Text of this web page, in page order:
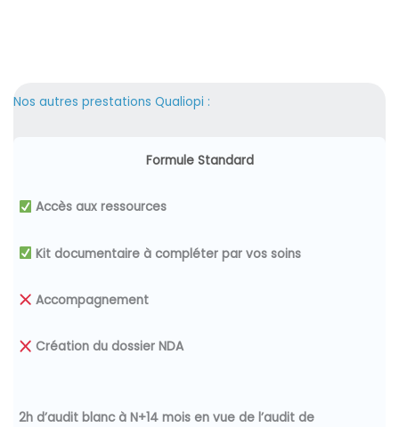
Nos autres prestations Qualiopi :
Formule Standard
Accès aux ressources
Kit documentaire à compléter par vos soins
Accompagnement
Création du dossier NDA
2h d’audit blanc à N+14 mois en vue de l’audit de